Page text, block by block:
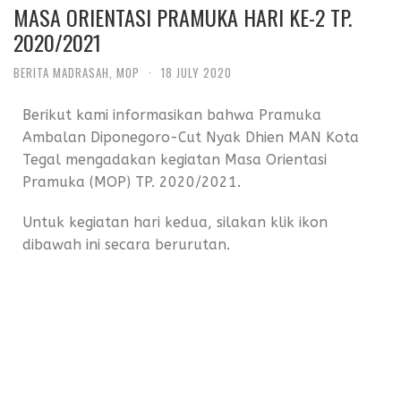
MASA ORIENTASI PRAMUKA HARI KE-2 TP.
2020/2021
BERITA MADRASAH, MOP · 18 JULY 2020
Berikut kami informasikan bahwa Pramuka
Ambalan Diponegoro-Cut Nyak Dhien MAN Kota
Tegal mengadakan kegiatan Masa Orientasi
Pramuka (MOP) TP. 2020/2021.
Untuk kegiatan hari kedua, silakan klik ikon
dibawah ini secara berurutan.